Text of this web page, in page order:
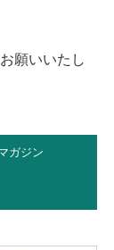
願いいたし
ガジン